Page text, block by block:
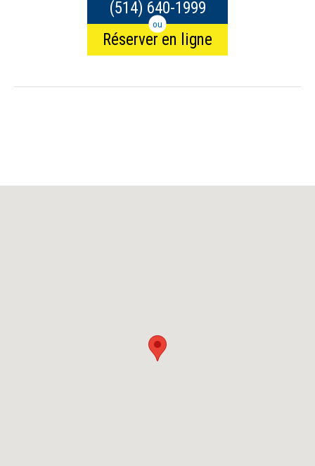
(514) 640-1999
ou
Réserver en ligne